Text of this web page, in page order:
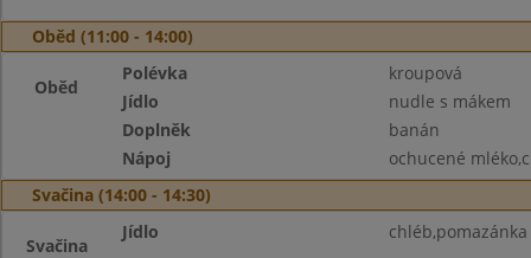
Oběd (11:00 - 14:00)
Oběd
Polévka
kroupová
Jídlo
nudle s mákem
Doplněk
banán
Nápoj
ochucené
Svačina (14:00 - 14:30)
Svačina
Jídlo